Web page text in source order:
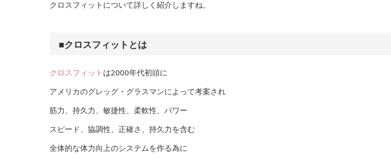
クロスフィットについて詳しく紹介しますね。
■クロスフィットとは
クロスフィット は2000年代初頭に
アメリカのグレッグ・グラスマンによって考案され
筋力、持久力、敏捷性、柔軟性、パワー
スピード、協調性、正確さ、持久力を含む
全体的な体力向上のシステムを作る為に